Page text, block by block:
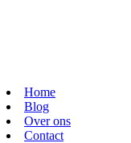
Home
Blog
Over ons
Contact